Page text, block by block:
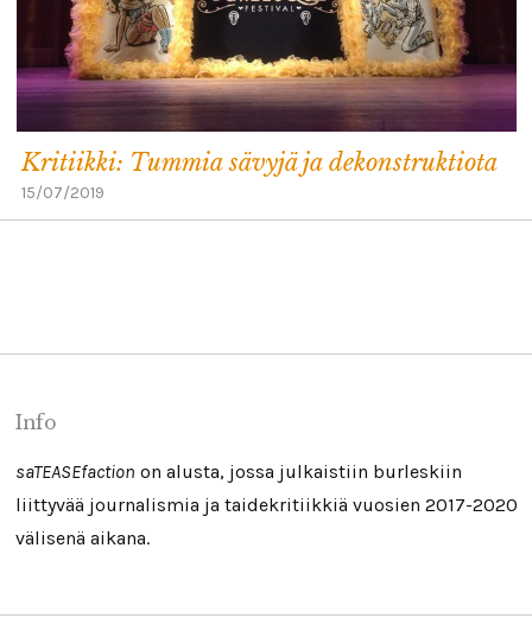
Kritiikki: Tummia sävyjä ja dekonstruktiota
15/07/2019
Info
saTEASEfaction on alusta, jossa julkaistiin burleskiin
liittyvää journalismia ja taidekritiikkiä vuosien 2017-2020
välisenä aikana.